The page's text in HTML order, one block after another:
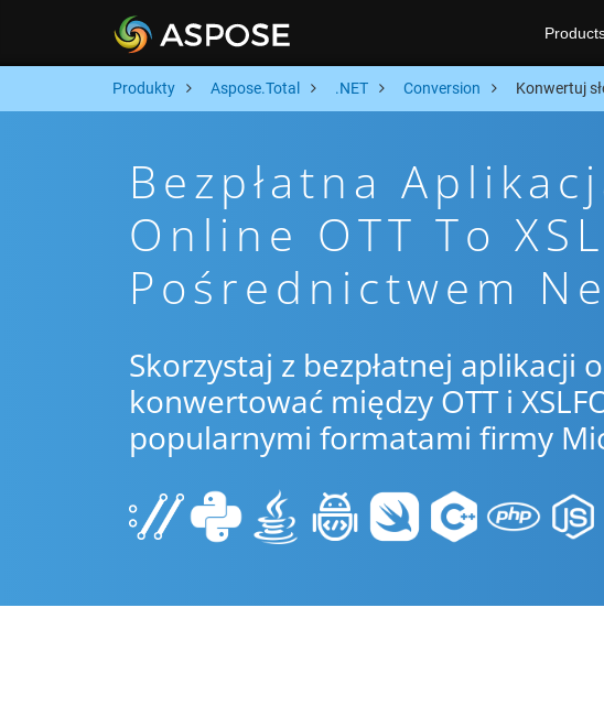
Produkty Aspose.Total .NET Conversion Konwertuj
Bezpłatna
Online OTT To
Pośrednictwem
Skorzystaj z bezpłatnej aplikacji
konwertować między OTT i
popularnymi formatami firmy